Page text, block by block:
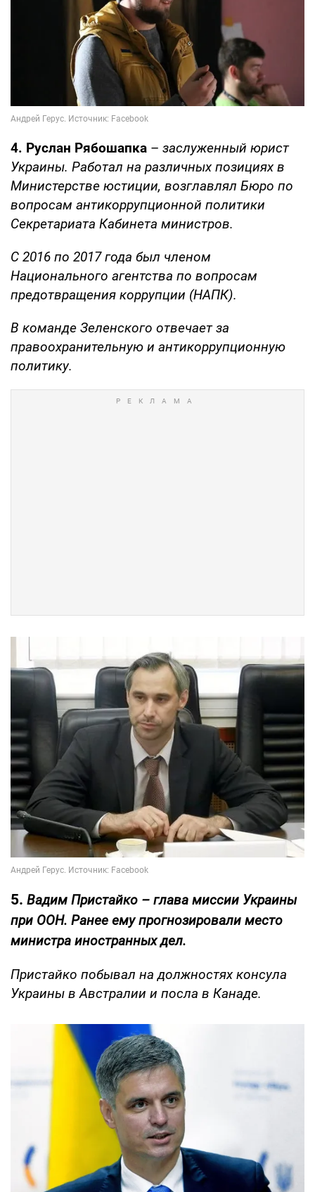
4. Руслан Рябошапка – заслуженный юрист
Украины. Работал на различных позициях в
Министерстве юстиции, возглавлял Бюро по
вопросам антикоррупционной политики
Секретариата Кабинета министров.
С 2016 по 2017 года был членом
Национального агентства по вопросам
предотвращения коррупции (НАПК).
В команде Зеленского отвечает за
правоохранительную и антикоррупционную
политику.
5. Вадим Пристайко – глава миссии Украины
при ООН. Ранее ему прогнозировали место
министра иностранных дел.
Пристайко побывал на должностях консула
Украины в Австралии и посла в Канаде.